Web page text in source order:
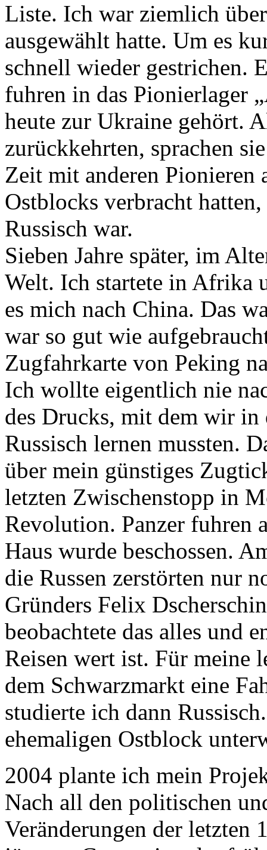
Liste. Ich war ziemlich
ausgewählt hatte. Um es
schnell wieder gestrichen.
fuhren in das Pionierlager
heute zur Ukraine gehört.
zurückkehrten, sprachen
Zeit mit anderen Pionieren
Ostblocks verbracht
Russisch war.
Sieben Jahre später, im
Welt. Ich startete in Afrika
es mich nach China. Das
war so gut wie
Zugfahrkarte von Peking
Ich wollte eigentlich nie
des Drucks, mit dem wir in
Russisch lernen mussten.
über mein günstiges
letzten Zwischenstopp in
Revolution. Panzer fuhren
Haus wurde beschossen.
die Russen zerstörten nur
Gründers Felix
beobachtete das alles und
Reisen wert ist. Für meine
dem Schwarzmarkt eine
studierte ich dann
ehemaligen Ostblock
2004 plante ich mein
Nach all den politischen
Veränderungen der letzten